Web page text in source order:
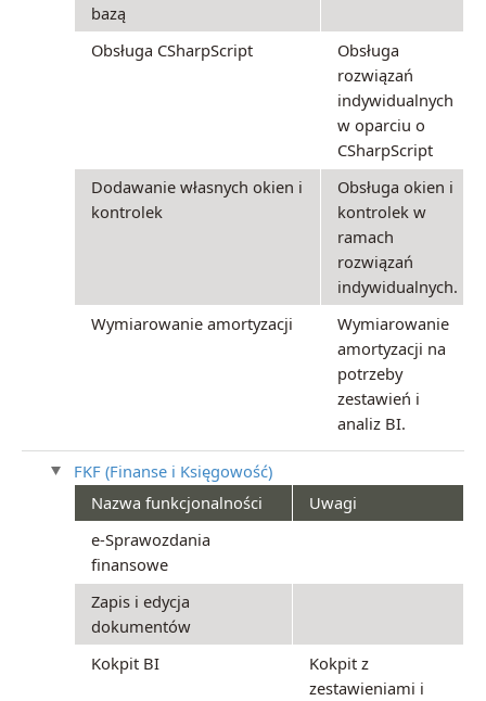
bazą
Obsługa CSharpScript
Obsługa
rozwiązań
indywidualnych
w oparciu o
CSharpScript
Dodawanie własnych okien i
kontrolek
Obsługa okien i
kontrolek w
ramach
rozwiązań
indywidualnych.
Wymiarowanie amortyzacji
Wymiarowanie
amortyzacji na
potrzeby
zestawień i
analiz BI.
FKF (Finanse i Księgowość)
Nazwa funkcjonalności
Uwagi
e-Sprawozdania
finansowe
Zapis i edycja
dokumentów
Kokpit BI
Kokpit z
zestawieniami i